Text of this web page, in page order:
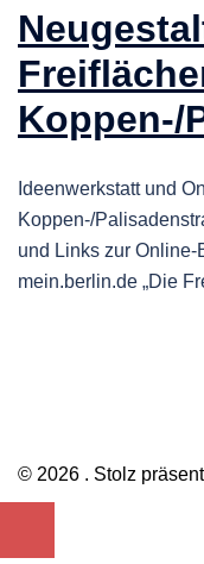
Koppen-/
Ideenwerkstatt und
Koppen-/
und Links zur
mein.berlin.de „Die
© 2026 . Stolz